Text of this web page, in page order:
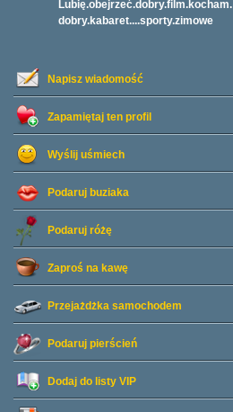
Napisz wiadomość
Zapamiętaj ten profil
Wyślij uśmiech
Podaruj buziaka
Podaruj różę
Zaproś na kawę
Przejażdżka samochodem
Podaruj pierścień
Dodaj do listy VIP
Lubię.obejrzeć.dobry.film.kocham.
dobry.kabaret....sporty.zimowe